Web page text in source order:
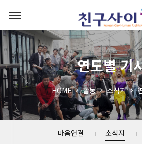
연도별 기
HOME 활동 소식지
마음연결 소식지